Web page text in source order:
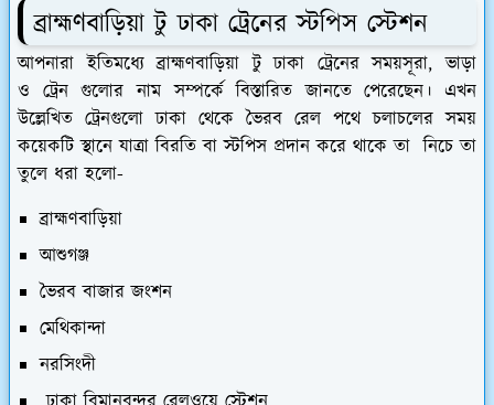
ব্রাহ্মণবাড়িয়া টু ঢাকা ট্রেনের স্টপিস স্টেশন
আপনারা ইতিমধ্যে ব্রাহ্মণবাড়িয়া টু ঢাকা ট্রেনের সময়সূরা, ভাড়া
ও ট্রেন গুলোর নাম সম্পর্কে বিস্তারিত জানতে পেরেছেন। এখন
উল্লেখিত ট্রেনগুলো ঢাকা থেকে ভৈরব রেল পথে চলাচলের সময়
কয়েকটি স্থানে যাত্রা বিরতি বা স্টপিস প্রদান করে থাকে তা নিচে তা
তুলে ধরা হলো-
ব্রাহ্মণবাড়িয়া
আশুগঞ্জ
ভৈরব বাজার জংশন
মেথিকান্দা
নরসিংদী